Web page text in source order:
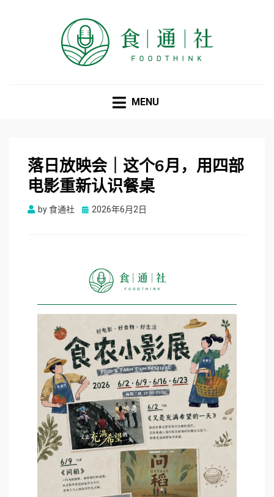
MENU
落日放映会｜这个6月，用四部
电影重新认识餐桌
by食通社
Posted
2026年6月2日